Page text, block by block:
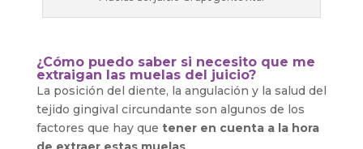
¿Cómo puedo saber si necesito que me
extraigan las muelas del juicio?
La posición del diente, la angulación y la salud del
tejido gingival circundante son algunos de los
factores que hay que tener en cuenta a la hora